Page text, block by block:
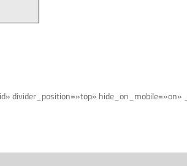
divider_position=»top» hide_on_mobile=»on»